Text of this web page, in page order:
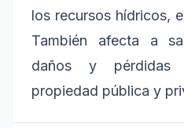
los recursos hídricos,
También afecta a
daños y pérdidas
propiedad pública y